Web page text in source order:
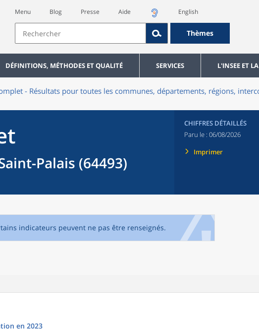
Menu Blog Presse Aide English
Thèmes
DÉFINITIONS, MÉTHODES ET QUALITÉ SERVICES L'INSEE ET
- Résultats pour toutes les communes, départements, régions,
Palais (64493)
CHIFFRES DÉTAILLÉS
Paru le : 06/08/2026
Imprimer
indicateurs peuvent ne pas être renseignés.
en 2023